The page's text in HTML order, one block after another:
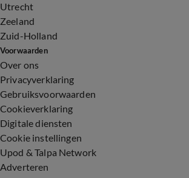
Utrecht
Zeeland
Zuid-Holland
Voorwaarden
Over ons
Privacyverklaring
Gebruiksvoorwaarden
Cookieverklaring
Digitale diensten
Cookie instellingen
Upod & Talpa Network
Adverteren